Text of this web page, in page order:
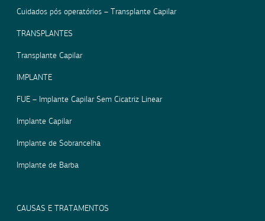
Cuidados pós operatórios – Transplante Capilar
TRANSPLANTES
Transplante Capilar
IMPLANTE
FUE – Implante Capilar Sem Cicatriz Linear
Implante Capilar
Implante de Sobrancelha
Implante de Barba
CAUSAS E TRATAMENTOS